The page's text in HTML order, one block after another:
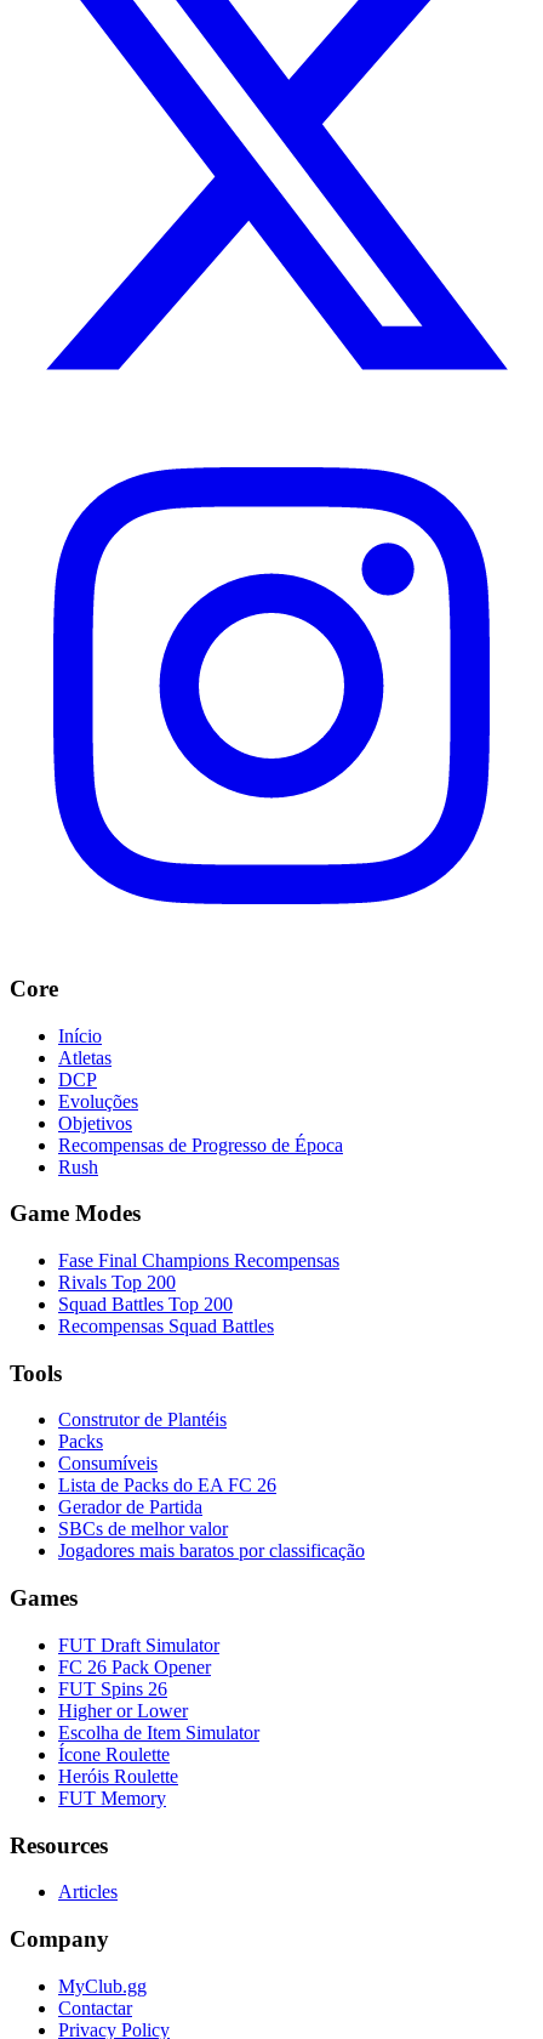
Core
Início
Atletas
DCP
Evoluções
Objetivos
Recompensas de Progresso de Época
Rush
Game Modes
Fase Final Champions Recompensas
Rivals Top 200
Squad Battles Top 200
Recompensas Squad Battles
Tools
Construtor de Plantéis
Packs
Consumíveis
Lista de Packs do EA FC 26
Gerador de Partida
SBCs de melhor valor
Jogadores mais baratos por classificação
Games
FUT Draft Simulator
FC 26 Pack Opener
FUT Spins 26
Higher or Lower
Escolha de Item Simulator
Ícone Roulette
Heróis Roulette
FUT Memory
Resources
Articles
Company
MyClub.gg
Contactar
Privacy Policy